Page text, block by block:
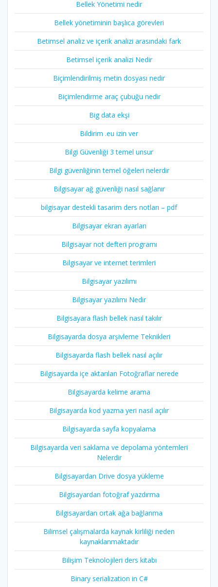
Bellek Yönetimi nedir
Bellek yönetiminin başlıca görevleri
Betimsel analiz ve içerik analizi arasındaki fark
Betimsel içerik analizi Nedir
Biçimlendirilmiş metin dosyası nedir
Biçimlendirme araç çubuğu nedir
Big data ekşi
Bildirim .eu izin ver
Bilgi Güvenliği 3 temel unsur
Bilgi güvenliğinin temel öğeleri nelerdir
Bilgisayar ağ güvenliği nasıl sağlanır
bilgisayar destekli tasarim ders notları – pdf
Bilgisayar ekran ayarları
Bilgisayar not defteri programı
Bilgisayar ve internet terimleri
Bilgisayar yazılımı
Bilgisayar yazılımı Nedir
Bilgisayara flash bellek nasıl takılır
Bilgisayarda dosya arşivleme Teknikleri
Bilgisayarda flash bellek nasıl açılır
Bilgisayarda içe aktarılan Fotoğraflar nerede
Bilgisayarda kelime arama
Bilgisayarda kod yazma yeri nasıl açılır
Bilgisayarda sayfa kopyalama
Bilgisayarda veri saklama ve depolama yöntemleri
Nelerdir
Bilgisayardan Drive dosya yükleme
Bilgisayardan fotoğraf yazdırma
Bilgisayardan ortak ağa bağlanma
Bilimsel çalışmalarda kaynak kirliliği neden
kaynaklanmaktadır
Bilişim Teknolojileri ders kitabı
Binary serialization in C#